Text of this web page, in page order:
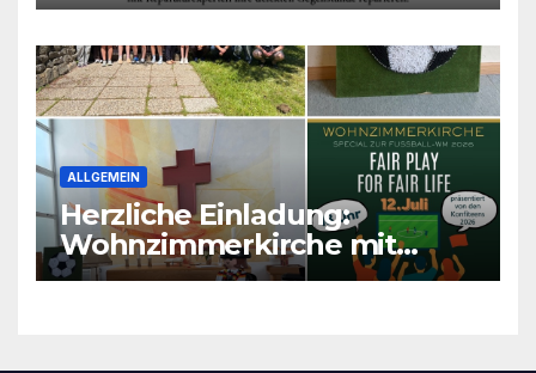
ALLGEMEIN
Herzliche Einladung:
Wohnzimmerkirche mit
unseren Konfis